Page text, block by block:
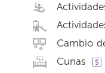
Cambio
Cunas